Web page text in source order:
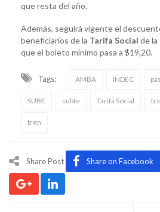
que resta del año.
Además, seguirá vigente el
beneficiarios de la Tarifa Social de
que el boleto mínimo pasa a $19,20.
Tags: AMBA INDEC
SUBE subte Tarifa Social
tren
Share Post Share on Facebook